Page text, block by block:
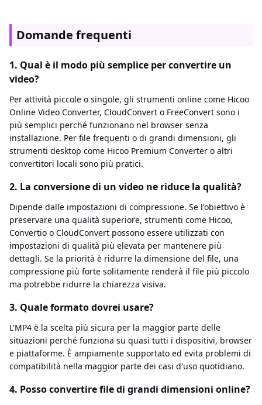
Domande frequenti
1. Qual è il modo più semplice per convertire un
video?
Per attività piccole o singole, gli strumenti online come Hicoo
Online Video Converter, CloudConvert o FreeConvert sono i
più semplici perché funzionano nel browser senza
installazione. Per file frequenti o di grandi dimensioni, gli
strumenti desktop come Hicoo Premium Converter o altri
convertitori locali sono più pratici.
2. La conversione di un video ne riduce la qualità?
Dipende dalle impostazioni di compressione. Se l'obiettivo è
preservare una qualità superiore, strumenti come Hicoo,
Convertio o CloudConvert possono essere utilizzati con
impostazioni di qualità più elevata per mantenere più
dettagli. Se la priorità è ridurre la dimensione del file, una
compressione più forte solitamente renderà il file più piccolo
ma potrebbe ridurre la chiarezza visiva.
3. Quale formato dovrei usare?
L'MP4 è la scelta più sicura per la maggior parte delle
situazioni perché funziona su quasi tutti i dispositivi, browser
e piattaforme. È ampiamente supportato ed evita problemi di
compatibilità nella maggior parte dei casi d'uso quotidiano.
4. Posso convertire file di grandi dimensioni online?